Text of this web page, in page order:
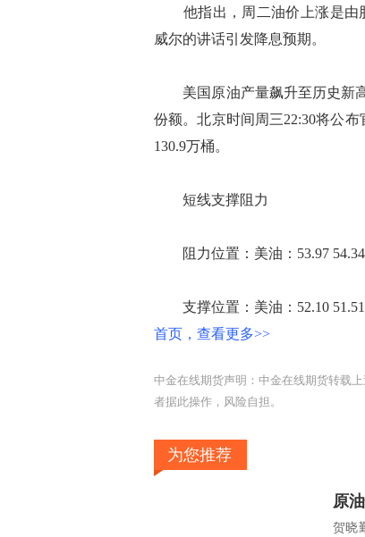
他指出，周二油价上涨是由
威尔的讲话引发降息预期。
美国原油产量飙升至历史新高
份额。北京时间周三22:30将公
130.9万桶。
短线支撑阻力
阻力位置：美油：53.97 54.34
支撑位置：美油：52.10 51.51
首页，查看更多>>
中金在线期货声明：中金在线期货转载
者据此操作，风险自担。
为您推荐
原
贺晓